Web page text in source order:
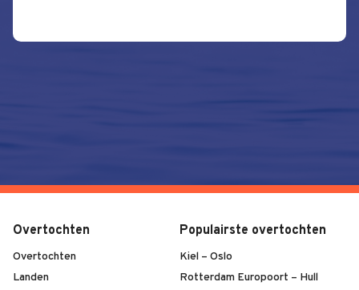
Overtochten
Overtochten
Landen
Populairste overtochten
Kiel – Oslo
Rotterdam Europoort – Hull